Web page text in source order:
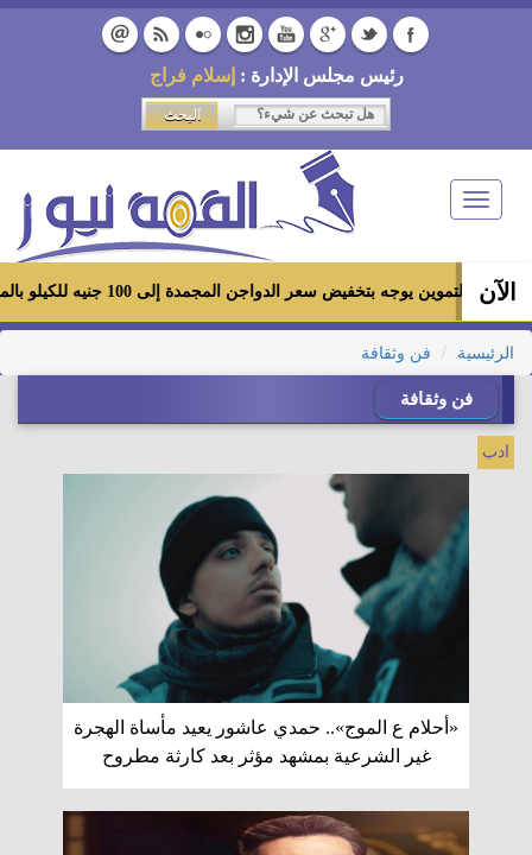
رئيس مجلس الإدارة : إسلام فراج
Toggle
navigation
الآن
التموين يوجه بتخفيض سعر الدواجن المجمدة إلى 100 جنيه للكيلو بالمجمعات الاستهلاكية ومعارض «أهلاً رمضان»
الرئيسية فن وثقافة
فن وثقافة
ادب
«أحلام ع الموج».. حمدي عاشور يعيد مأساة الهجرة
غير الشرعية بمشهد مؤثر بعد كارثة مطروح